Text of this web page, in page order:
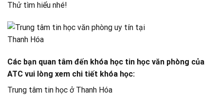
Thử tìm hiểu nhé!
Các bạn quan tâm đến khóa học tin học văn phòng của
ATC vui lòng xem chi tiết khóa học:
Trung tâm tin học ở Thanh Hóa